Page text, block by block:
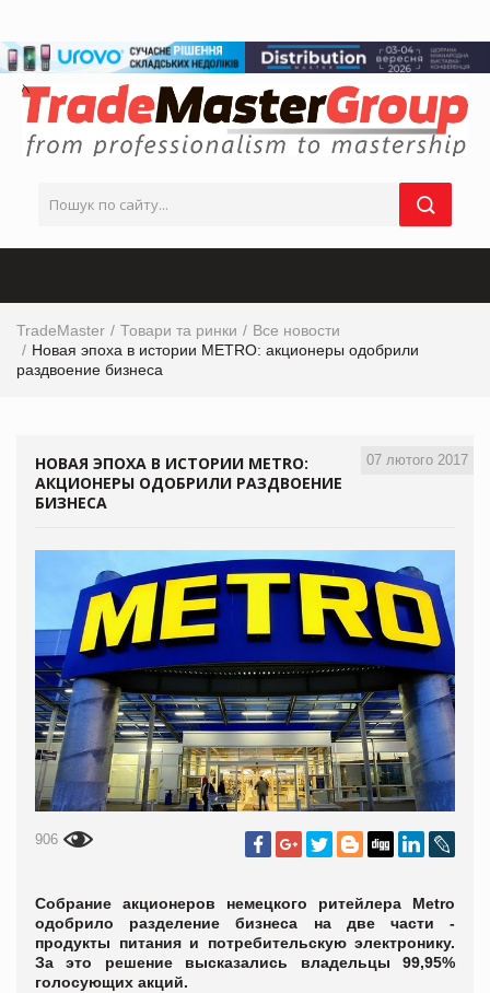
TradeMaster Товари та ринки
Все новости
Новая эпоха в истории METRO: акционеры одобрили
раздвоение бизнеса
07 лютого 2017
НОВАЯ ЭПОХА В ИСТОРИИ METRO:
АКЦИОНЕРЫ ОДОБРИЛИ РАЗДВОЕНИЕ
БИЗНЕСА
906
Собрание акционеров немецкого ритейлера Metro
одобрило разделение бизнеса на две части -
продукты питания и потребительскую электронику.
За это решение высказались владельцы 99,95%
голосующих акций.